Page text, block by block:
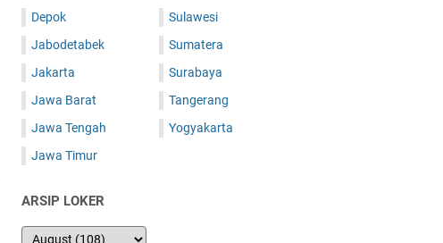
Depok
Jabodetabek
Jakarta
Jawa Barat
Jawa Tengah
Jawa Timur
Sulawesi
Sumatera
Surabaya
Tangerang
Yogyakarta
ARSIP LOKER